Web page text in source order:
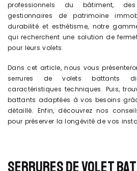
professionnels du bâtiment,
gestionnaires de patrimoine
durabilité et esthétisme, notre
qui recherchent une solution de
pour leurs volets.
Dans cet article, nous vous
serrures de volets battants
caractéristiques techniques. Puis,
battants adaptées à vos besoins
détaillé. Enfin, découvrez nos
pour préserver la longévité de vos
SERRURES DE VOLET